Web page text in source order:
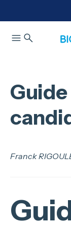
Franck